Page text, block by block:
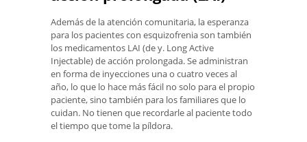
Además de la atención comunitaria, la esperanza
para los pacientes con esquizofrenia son también
los medicamentos LAI (de y. Long Active
Injectable) de acción prolongada. Se administran
en forma de inyecciones una o cuatro veces al
año, lo que lo hace más fácil no solo para el propio
paciente, sino también para los familiares que lo
cuidan. No tienen que recordarle al paciente todo
el tiempo que tome la píldora.